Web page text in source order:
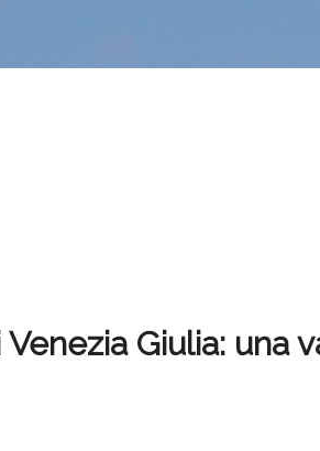
Giulia: una